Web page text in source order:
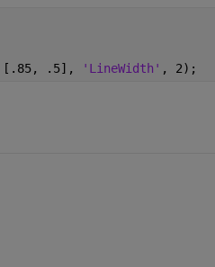
.5], 'LineWidth' , 2);